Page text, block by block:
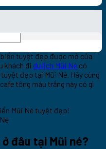
tuyệt đẹp được mở cửa
khách đi du lịch Mũi Né có
đẹp tại Mũi Né. Hãy cùng
tông màu trắng này có gì
đâu tại Mũi né?